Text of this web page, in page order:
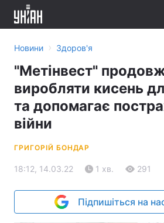
Новини › Здоров'я
"Метінвест"
виробляти кисень
та допомагає
війни
ГРИГОРІЙ БОНДАР
18:12, 14.03.22 1 хв. 291
Підпишіться на